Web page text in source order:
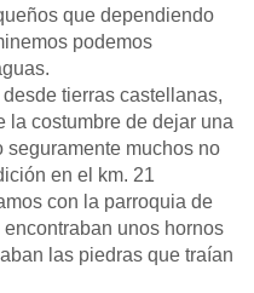
que dependiendo
podemos
tierras castellanas,
la costumbre de dejar una
seguramente muchos no
en el km. 21
con la parroquia de
unos hornos
las piedras que traían